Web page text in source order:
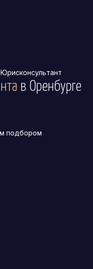
Юрисконсультант
в Оренбурге
подбором